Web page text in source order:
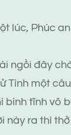
lúc, Phúc
ngồi đây
Tình một
bình tĩnh vô
này ra thì